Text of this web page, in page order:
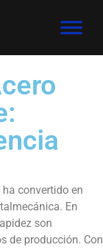
convertido en
En
son
de producción. Con